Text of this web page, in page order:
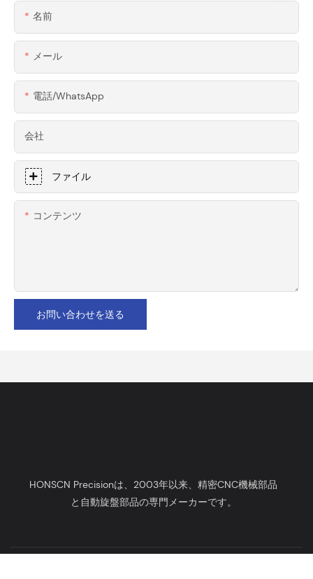
名前
メール
電話/WhatsApp
会社
ファイル
コンテンツ
お問い合わせを送る
HONSCN Precisionは、2003年以来、精密CNC機械部品
と自動旋盤部品の専門メーカーです。